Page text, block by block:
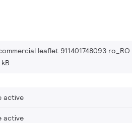
leaflet 911401748093 ro_RO
active
active